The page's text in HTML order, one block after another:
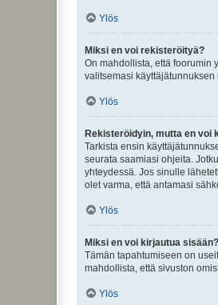
Ylös
Miksi en voi rekisteröityä?
On mahdollista, että foorumin
valitsemasi
Ylös
Rekisteröidyin, mutta en voi
Tarkista ensin
seurata saamiasi ohjeita.
yhteydessä. Jos sinulle
olet varma, että antamasi
Ylös
Miksi en voi kirjautua sisään?
Tämän tapahtumiseen on
mahdollista, että sivuston
Ylös